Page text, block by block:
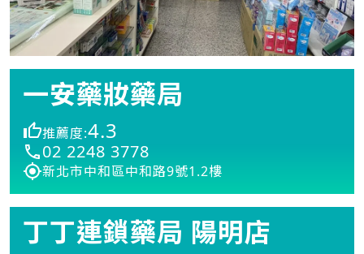
一安藥妝藥局
推薦度:4.3
02 2248 3778
新北市中和區中和路9號1.2樓
丁丁連鎖藥局 陽明店